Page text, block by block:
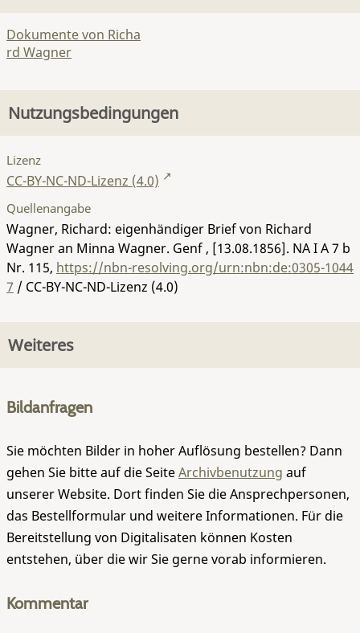
Dokumente von Richa
rd Wagner
Nutzungsbedingungen
Lizenz
CC-BY-NC-ND-Lizenz (4.0)
Quellenangabe
Wagner, Richard: eigenhändiger Brief von Richard
Wagner an Minna Wagner. Genf , [13.08.1856]. NA I A 7 b
Nr. 115, https://nbn-resolving.org/urn:nbn:de:0305-1044
7 / CC-BY-NC-ND-Lizenz (4.0)
Weiteres
Bildanfragen
Sie möchten Bilder in hoher Auflösung bestellen? Dann
gehen Sie bitte auf die SeiteArchivbenutzung auf
unserer Website. Dort finden Sie die Ansprechpersonen,
das Bestellformular und weitere Informationen. Für die
Bereitstellung von Digitalisaten können Kosten
entstehen, über die wir Sie gerne vorab informieren.
Kommentar